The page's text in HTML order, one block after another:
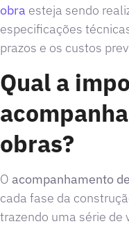
obra esteja sendo
especificações
prazos e os custos
Qual a
obras?
O acompanhamento
cada fase da
trazendo uma série de